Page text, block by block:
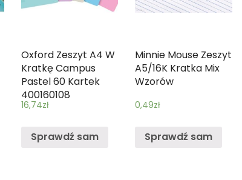
Oxford Zeszyt A4 W
Kratkę Campus
Pastel 60 Kartek
400160108
16,74zł
Sprawdź sam
Minnie Mouse Zeszyt
A5/16K Kratka Mix
Wzorów
0,49zł
Sprawdź sam